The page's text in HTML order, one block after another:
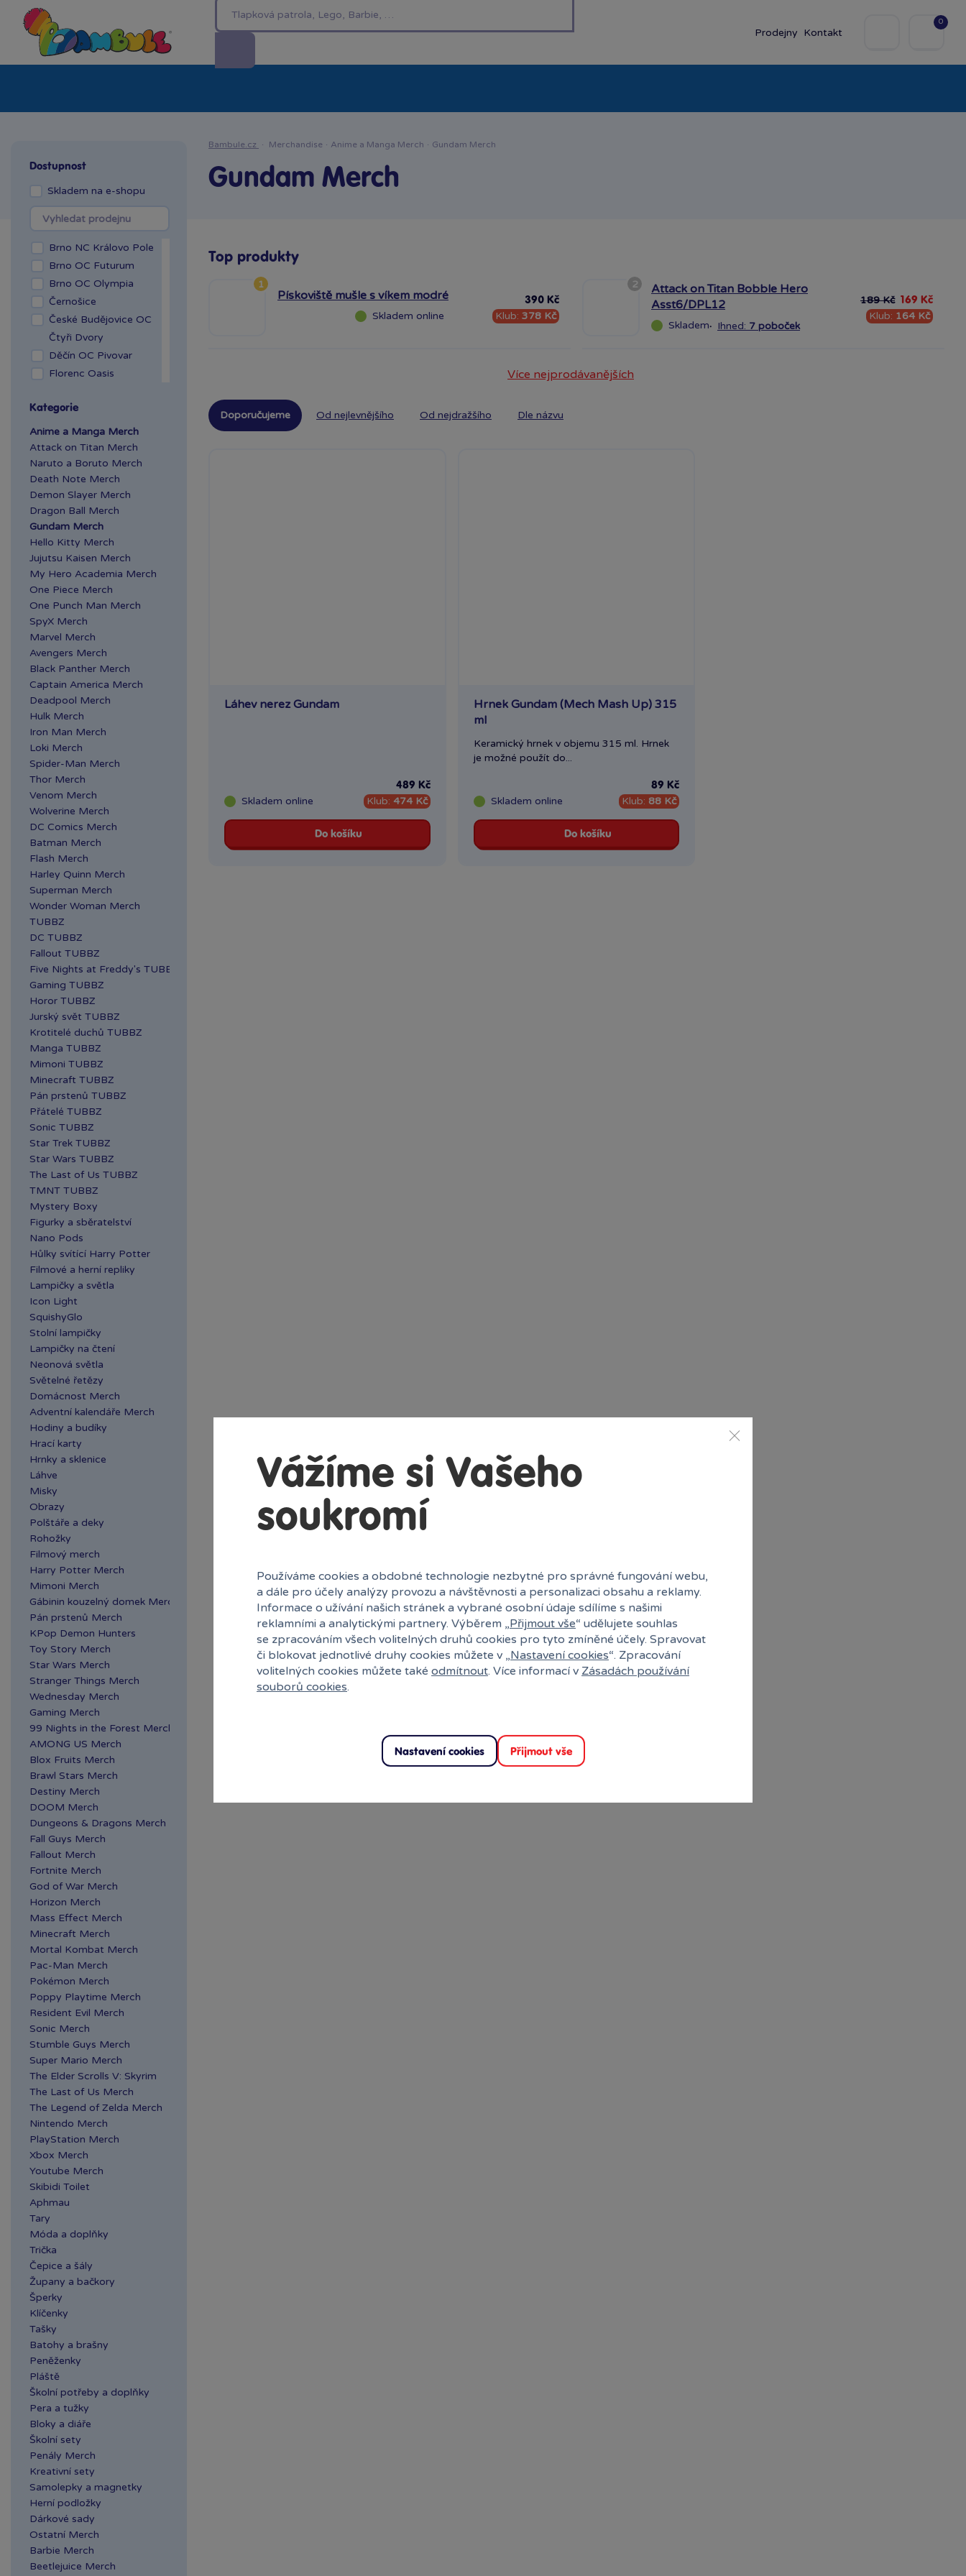
Prodejny Kontakt
0
Dostupnost
Skladem na e-shopu
Brno NC Královo Pole
Brno OC Futurum
Brno OC Olympia
Černošice
České Budějovice OC
Čtyři Dvory
Děčín OC Pivovar
Florenc Oasis
Kladno OAZA
Liberec Géčko
Liberec OC Nisa
Mladá Boleslav OC
Olympia
OC Šestka
Olomouc Šantovka
Plzeň NC Galerie
Slovany
Plzeň OC Olympia 2
Praha Centrum
Stromovka
Praha Černý Most
Praha NC Eden
Praha OC Arkády
Pankrác
Praha OC Flora
Praha OC Galerie
Butovice
Praha OC Galerie Harfa
Praha OC Krakov
Praha OC Letňany
Praha Westfield
Chodov
Praha Zličín Metropole
Říčany OC Lihovar
Teplice OC Galerie
Kategorie
Anime a Manga Merch
Attack on Titan Merch
Naruto a Boruto Merch
Death Note Merch
Demon Slayer Merch
Dragon Ball Merch
Gundam Merch
Hello Kitty Merch
Jujutsu Kaisen Merch
My Hero Academia Merch
One Piece Merch
One Punch Man Merch
SpyX Merch
Marvel Merch
Avengers Merch
Black Panther Merch
Captain America Merch
Deadpool Merch
Hulk Merch
Iron Man Merch
Loki Merch
Spider-Man Merch
Thor Merch
Venom Merch
Wolverine Merch
DC Comics Merch
Batman Merch
Flash Merch
Harley Quinn Merch
Superman Merch
Wonder Woman Merch
TUBBZ
DC TUBBZ
Fallout TUBBZ
Five Nights at Freddy's TUBBZ
Gaming TUBBZ
Horor TUBBZ
Jurský svět TUBBZ
Krotitelé duchů TUBBZ
Manga TUBBZ
Mimoni TUBBZ
Minecraft TUBBZ
Pán prstenů TUBBZ
Přátelé TUBBZ
Sonic TUBBZ
Star Trek TUBBZ
Star Wars TUBBZ
The Last of Us TUBBZ
TMNT TUBBZ
Mystery Boxy
Figurky a sběratelství
Nano Pods
Hůlky svítící Harry Potter
Filmové a herní repliky
Lampičky a světla
Icon Light
SquishyGlo
Stolní lampičky
Lampičky na čtení
Neonová světla
Světelné řetězy
Domácnost Merch
Adventní kalendáře Merch
Hodiny a budíky
Hrací karty
Hrnky a sklenice
Láhve
Misky
Obrazy
Polštáře a deky
Rohožky
Filmový merch
Harry Potter Merch
Mimoni Merch
Gábinin kouzelný domek Merch
Pán prstenů Merch
KPop Demon Hunters
Toy Story Merch
Star Wars Merch
Stranger Things Merch
Wednesday Merch
Gaming Merch
99 Nights in the Forest Merch
AMONG US Merch
Blox Fruits Merch
Brawl Stars Merch
Destiny Merch
DOOM Merch
Dungeons & Dragons Merch
Fall Guys Merch
Fallout Merch
Fortnite Merch
God of War Merch
Horizon Merch
Mass Effect Merch
Minecraft Merch
Mortal Kombat Merch
Pac-Man Merch
Pokémon Merch
Poppy Playtime Merch
Resident Evil Merch
Sonic Merch
Stumble Guys Merch
Super Mario Merch
The Elder Scrolls V: Skyrim
The Last of Us Merch
The Legend of Zelda Merch
Nintendo Merch
PlayStation Merch
Xbox Merch
Youtube Merch
Skibidi Toilet
Aphmau
Tary
Móda a doplňky
Trička
Čepice a šály
Župany a bačkory
Šperky
Klíčenky
Tašky
Batohy a brašny
Peněženky
Pláště
Školní potřeby a doplňky
Pera a tužky
Bloky a diáře
Školní sety
Penály Merch
Kreativní sety
Samolepky a magnetky
Herní podložky
Dárkové sady
Ostatní Merch
Barbie Merch
Beetlejuice Merch
Bambule.cz · Merchandise · Anime a Manga Merch · Gundam Merch
Gundam Merch
Top produkty
1
Pískoviště mušle s víkem modré
Skladem online
390 Kč
Klub: 378 Kč
2
Attack on Titan Bobble Hero
Asst6/DPL12
Skladem· Ihned: 7 poboček
189 Kč 169 Kč
Klub: 164 Kč
Více nejprodávanějších
Doporučujeme Od nejlevnějšího Od nejdražšího Dle názvu
Láhev nerez Gundam
Skladem online
489 Kč
Klub: 474 Kč
Do košíku
Hrnek Gundam (Mech Mash Up) 315
ml
Keramický hrnek v objemu 315 ml. Hrnek
je možné použít do...
Skladem online
89 Kč
Klub: 88 Kč
Do košíku
Vážíme si Vašeho
soukromí
Používáme cookies a obdobné technologie nezbytné pro správné fungování webu,
a dále pro účely analýzy provozu a návštěvnosti a personalizaci obsahu a reklamy.
Informace o užívání našich stránek a vybrané osobní údaje sdílíme s našimi
reklamními a analytickými partnery. Výběrem „Přijmout vše“ udělujete souhlas
se zpracováním všech volitelných druhů cookies pro tyto zmíněné účely. Spravovat
či blokovat jednotlivé druhy cookies můžete v „Nastavení cookies“. Zpracování
volitelných cookies můžete také odmítnout. Více informací v Zásadách používání
souborů cookies.
Nastavení cookies Přijmout vše